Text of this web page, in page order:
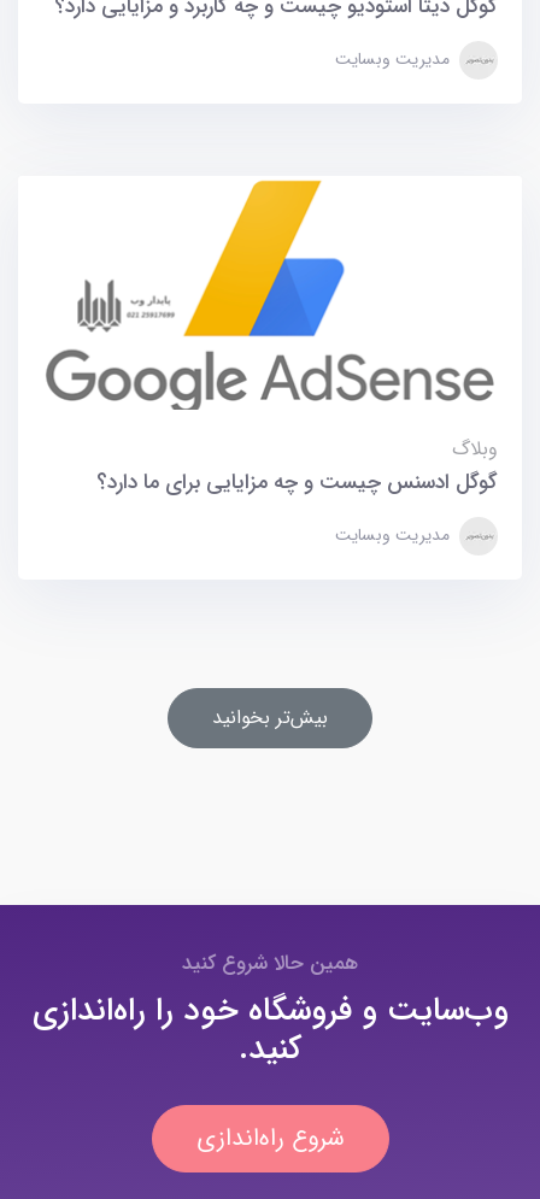
گوگل دیتا استودیو چیست و چه کاربرد و مزایایی دارد؟
مدیریت وبسایت
وبلاگ
گوگل ادسنس چیست و چه مزایایی برای ما دارد؟
مدیریت وبسایت
بیش‌تر بخوانید
همین حالا شروع کنید
وب‌سایت و فروشگاه خود را راه‌اندازی
کنید.
شروع راه‌اندازی